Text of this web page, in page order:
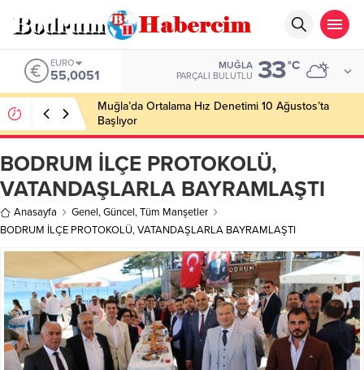
ALTIN
6.584,66
MUĞLA
PARÇALI BULUTLU 33°C
Ankara; “Bodrum’un misyonu, mottosu, vizyonu;
genç oyuncuları parlatıp onlara kariyer
kazandırmak”
BODRUM İLÇE PROTOKOLÜ,
VATANDAŞLARLA BAYRAMLAŞTI
Anasayfa Genel,Güncel,Tüm Manşetler
BODRUM İLÇE PROTOKOLÜ, VATANDAŞLARLA BAYRAMLAŞTI